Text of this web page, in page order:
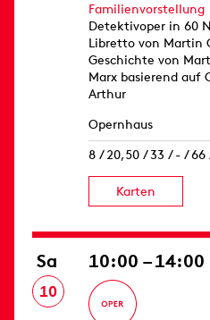
Familienvorstellung
Detektivoper in 60
Libretto von Martin
Geschichte von
Marx basierend auf
Arthur
Opernhaus
8 / 20,50 / 33 / - / 66
Karten
Sa
10
10:00 – 14:00